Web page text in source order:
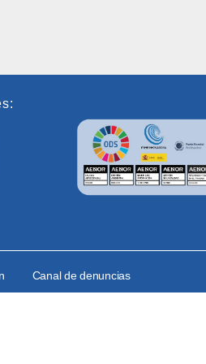
Canal de denuncias